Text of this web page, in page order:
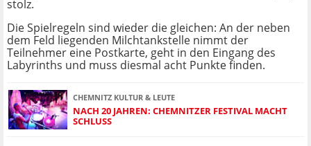
stolz.
Die Spielregeln sind wieder die gleichen: An der neben
dem Feld liegenden Milchtankstelle nimmt der
Teilnehmer eine Postkarte, geht in den Eingang des
Labyrinths und muss diesmal acht Punkte finden.
CHEMNITZ KULTUR & LEUTE
NACH 20 JAHREN: CHEMNITZER FESTIVAL MACHT
SCHLUSS